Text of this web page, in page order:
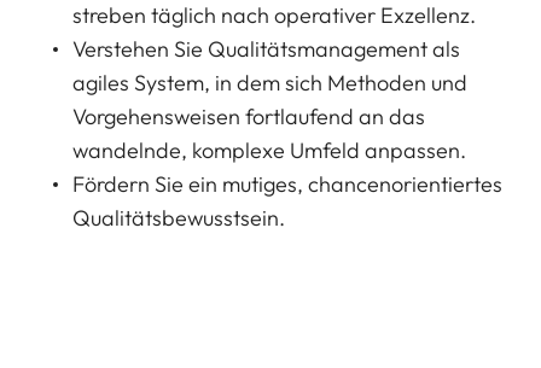
streben täglich nach operativer Exzellenz.
Verstehen Sie Qualitätsmanagement als
agiles System, in dem sich Methoden und
Vorgehensweisen fortlaufend an das
wandelnde, komplexe Umfeld anpassen.
Fördern Sie ein mutiges, chancenorientiertes
Qualitätsbewusstsein.